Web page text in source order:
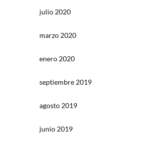
julio 2020
marzo 2020
enero 2020
septiembre 2019
agosto 2019
junio 2019